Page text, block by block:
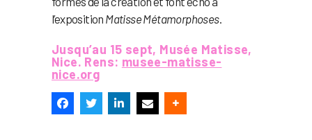
l’exposition Matisse Métamorphoses.
Jusqu’au 15 sept, Musée Matisse,
Nice. Rens: musee-matisse-
nice.org